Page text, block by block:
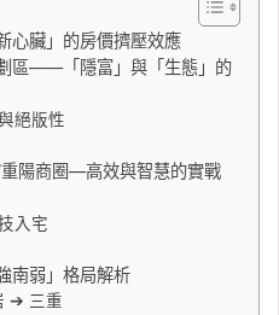
心臟」的房價擠壓效應
區——「隱富」與「生態」的
絕版性
陽商圈—高效與智慧的實戰
入宅
南弱」格局解析
➔ 三重